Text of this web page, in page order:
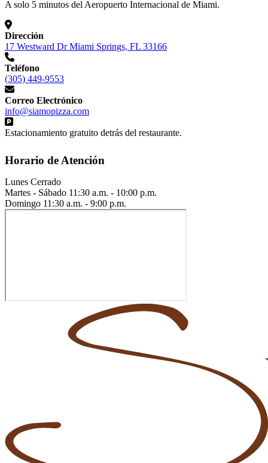
A solo 5 minutos del Aeropuerto Internacional de Miami.
Dirección
17 Westward Dr Miami Springs, FL 33166
Teléfono
(305) 449-9553
Correo Electrónico
info@siamopizza.com
Estacionamiento gratuito detrás del restaurante.
Horario de Atención
Lunes Cerrado
Martes - Sábado 11:30 a.m. - 10:00 p.m.
Domingo 11:30 a.m. - 9:00 p.m.